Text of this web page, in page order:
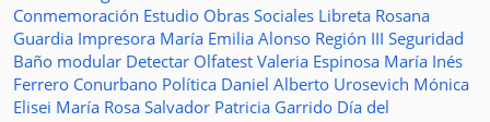
Conmemoración Estudio Obras Sociales Libreta Rosana
Guardia Impresora María Emilia Alonso Región III Seguridad
Baño modular Detectar Olfatest Valeria Espinosa María Inés
Ferrero Conurbano Política Daniel Alberto Urosevich Mónica
Elisei María Rosa Salvador Patricia Garrido Día del